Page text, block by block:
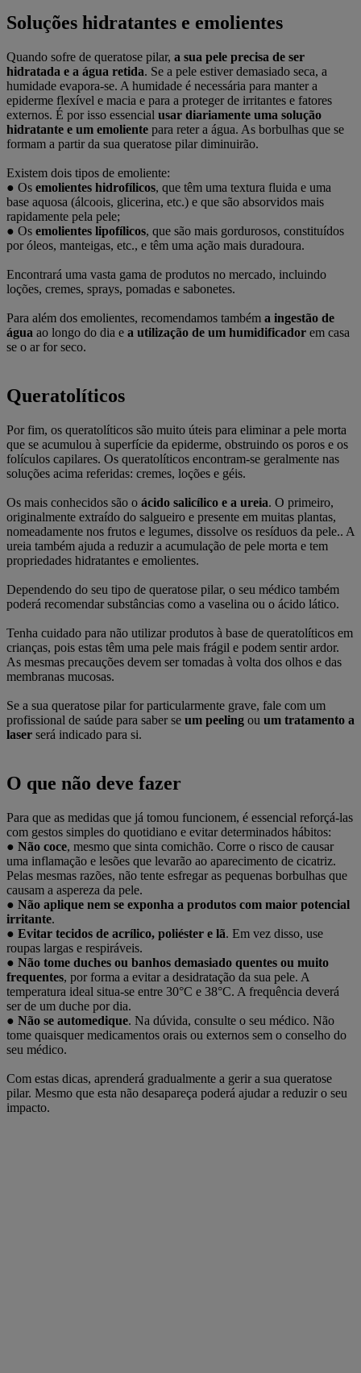
Soluções hidratantes e emolientes
Quando sofre de queratose pilar, a sua pele precisa de ser
hidratada e a água retida. Se a pele estiver demasiado seca, a
humidade evapora-se. A humidade é necessária para manter a
epiderme flexível e macia e para a proteger de irritantes e fatores
externos. É por isso essencial usar diariamente uma solução
hidratante e um emoliente para reter a água. As borbulhas que se
formam a partir da sua queratose pilar diminuirão.
Existem dois tipos de emoliente:
● Os emolientes hidrofílicos, que têm uma textura fluida e uma
base aquosa (álcoois, glicerina, etc.) e que são absorvidos mais
rapidamente pela pele;
● Os emolientes lipofílicos, que são mais gordurosos, constituídos
por óleos, manteigas, etc., e têm uma ação mais duradoura.
Encontrará uma vasta gama de produtos no mercado, incluindo
loções, cremes, sprays, pomadas e sabonetes.
Para além dos emolientes, recomendamos também a ingestão de
água ao longo do dia e a utilização de um humidificador em casa
se o ar for seco.
Queratolíticos
Por fim, os queratolíticos são muito úteis para eliminar a pele morta
que se acumulou à superfície da epiderme, obstruindo os poros e os
folículos capilares. Os queratolíticos encontram-se geralmente nas
soluções acima referidas: cremes, loções e géis.
Os mais conhecidos são o ácido salicílico e a ureia. O primeiro,
originalmente extraído do salgueiro e presente em muitas plantas,
nomeadamente nos frutos e legumes, dissolve os resíduos da pele.. A
ureia também ajuda a reduzir a acumulação de pele morta e tem
propriedades hidratantes e emolientes.
Dependendo do seu tipo de queratose pilar, o seu médico também
poderá recomendar substâncias como a vaselina ou o ácido lático.
Tenha cuidado para não utilizar produtos à base de queratolíticos em
crianças, pois estas têm uma pele mais frágil e podem sentir ardor.
As mesmas precauções devem ser tomadas à volta dos olhos e das
membranas mucosas.
Se a sua queratose pilar for particularmente grave, fale com um
profissional de saúde para saber se um peeling ou um tratamento a
laser será indicado para si.
O que não deve fazer
Para que as medidas que já tomou funcionem, é essencial reforçá-las
com gestos simples do quotidiano e evitar determinados hábitos:
● Não coce, mesmo que sinta comichão. Corre o risco de causar
uma inflamação e lesões que levarão ao aparecimento de cicatriz.
Pelas mesmas razões, não tente esfregar as pequenas borbulhas que
causam a aspereza da pele.
● Não aplique nem se exponha a produtos com maior potencial
irritante.
● Evitar tecidos de acrílico, poliéster e lã. Em vez disso, use
roupas largas e respiráveis.
● Não tome duches ou banhos demasiado quentes ou muito
frequentes, por forma a evitar a desidratação da sua pele. A
temperatura ideal situa-se entre 30°C e 38°C. A frequência deverá
ser de um duche por dia.
● Não se automedique. Na dúvida, consulte o seu médico. Não
tome quaisquer medicamentos orais ou externos sem o conselho do
seu médico.
Com estas dicas, aprenderá gradualmente a gerir a sua queratose
pilar. Mesmo que esta não desapareça poderá ajudar a reduzir o seu
impacto.